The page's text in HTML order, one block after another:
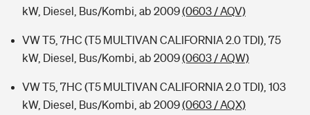
kW, Diesel, Bus/Kombi, ab 2009(0603 / AQV)
VW T5, 7HC (T5 MULTIVAN CALIFORNIA 2.0 TDI), 75
kW, Diesel, Bus/Kombi, ab 2009(0603 / AQW)
VW T5, 7HC (T5 MULTIVAN CALIFORNIA 2.0 TDI), 103
kW, Diesel, Bus/Kombi, ab 2009(0603 / AQX)